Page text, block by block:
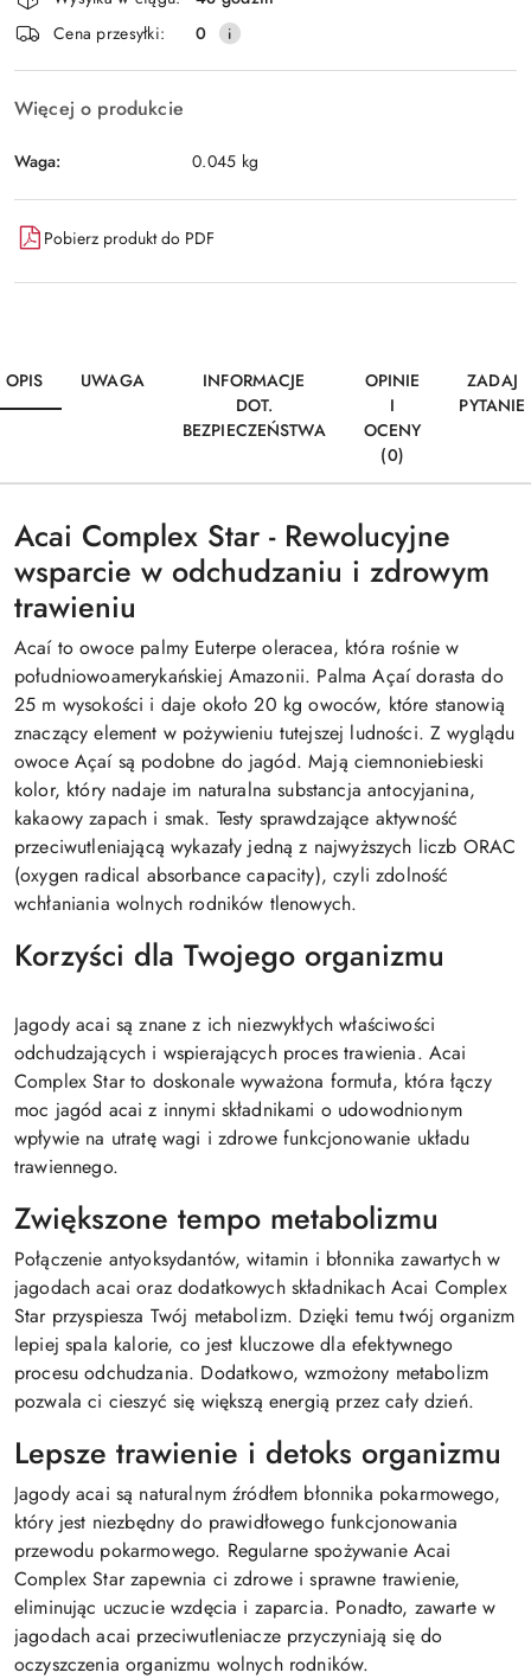
Wyślij
i
dostawa
Cena przesyłki:
0
Więcej o produkcie
Waga: 0.045 kg
Pobierz produkt do PDF
OPIS UWAGA
INFORMACJE
DOT.
BEZPIECZEŃSTWA
OPINIE
I
OCENY
(0)
ZADAJ
PYTANIE
Acai Complex Star - Rewolucyjne
wsparcie w odchudzaniu i zdrowym
trawieniu
Acaí to owoce palmy Euterpe oleracea, która rośnie w
południowoamerykańskiej Amazonii. Palma Açaí dorasta do
25 m wysokości i daje około 20 kg owoców, które stanowią
znaczący element w pożywieniu tutejszej ludności. Z wyglądu
owoce Açaí są podobne do jagód. Mają ciemnoniebieski
kolor, który nadaje im naturalna substancja antocyjanina,
kakaowy zapach i smak. Testy sprawdzające aktywność
przeciwutleniającą wykazały jedną z najwyższych liczb ORAC
(oxygen radical absorbance capacity), czyli zdolność
wchłaniania wolnych rodników tlenowych.
Korzyści dla Twojego organizmu
Jagody acai są znane z ich niezwykłych właściwości
odchudzających i wspierających proces trawienia. Acai
Complex Star to doskonale wyważona formuła, która łączy
moc jagód acai z innymi składnikami o udowodnionym
wpływie na utratę wagi i zdrowe funkcjonowanie układu
trawiennego.
Zwiększone tempo metabolizmu
Połączenie antyoksydantów, witamin i błonnika zawartych w
jagodach acai oraz dodatkowych składnikach Acai Complex
Star przyspiesza Twój metabolizm. Dzięki temu twój organizm
lepiej spala kalorie, co jest kluczowe dla efektywnego
procesu odchudzania. Dodatkowo, wzmożony metabolizm
pozwala ci cieszyć się większą energią przez cały dzień.
Lepsze trawienie i detoks organizmu
Jagody acai są naturalnym źródłem błonnika pokarmowego,
który jest niezbędny do prawidłowego funkcjonowania
przewodu pokarmowego. Regularne spożywanie Acai
Complex Star zapewnia ci zdrowe i sprawne trawienie,
eliminując uczucie wzdęcia i zaparcia. Ponadto, zawarte w
jagodach acai przeciwutleniacze przyczyniają się do
oczyszczenia organizmu wolnych rodników.